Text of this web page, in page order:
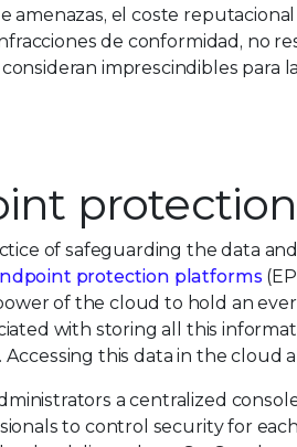
amenazas, el coste
de conformidad, no
imprescindibles para
of safeguarding the data
protection platforms
of the cloud to hold an
with storing all this
this data in the cloud
a centralized
to control security for